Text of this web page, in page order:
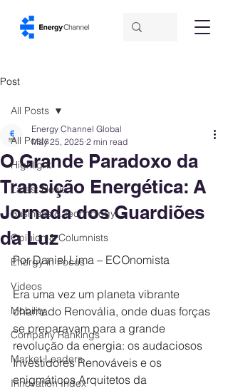
Post
All Posts
Highlight
Latest News
Business & Technology
Opinion & Columnists
Energy in Focus
Videos
Mobility
Company Rankings
Market Leaders
Innovation Index
All Posts
O Grande Paradoxo da
Transição Energética: A
Jornada dos Guardiões
da Luz
Energy Channel Global
May 25, 2025 2 min read
Por Daniel Lima – ECOnomista
Era uma vez um planeta vibrante
chamado Renovália, onde duas forças
se preparavam para a grande
revolução da energia: os audaciosos
Investidores Renováveis e os
enigmáticos Arquitetos da